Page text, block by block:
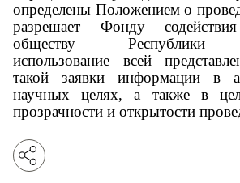
определены Положением о
разрешает Фонду
обществу Республики
использование всей
такой заявки информации в
научных целях, а также в
прозрачности и открытости